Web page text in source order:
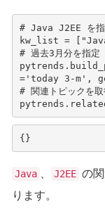
# Java J2EE を指
kw_list = [
# 過去3月分を指定
pytrends .
='today 3-m' ,
# 関連トピックを取
pytrends .
Java 、 J2EE の
ります。